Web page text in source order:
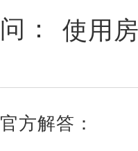
问： 使用
官方解答：